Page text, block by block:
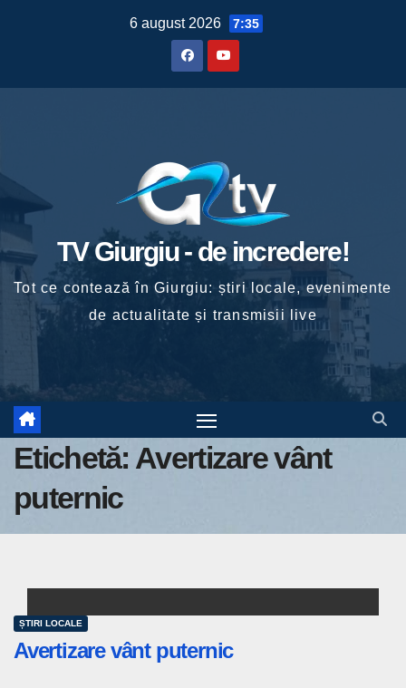
6 august 2026 7:35
TV Giurgiu - de incredere!
Tot ce contează în Giurgiu: știri locale, evenimente
de actualitate și transmisii live
Etichetă: Avertizare vânt
puternic
ȘTIRI LOCALE
Avertizare vânt puternic